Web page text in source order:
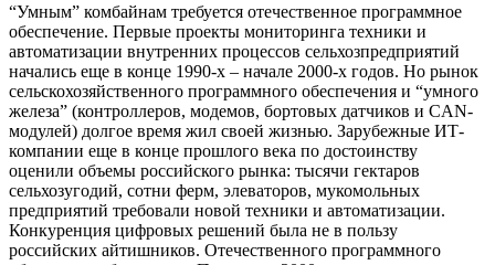
“Умным” комбайнам требуется отечественное программное
обеспечение. Первые проекты мониторинга техники и
автоматизации внутренних процессов сельхозпредприятий
начались еще в конце 1990-х – начале 2000-х годов. Но рынок
сельскохозяйственного программного обеспечения и “умного
железа” (контроллеров, модемов, бортовых датчиков и CAN-
модулей) долгое время жил своей жизнью. Зарубежные ИТ-
компании еще в конце прошлого века по достоинству
оценили объемы российского рынка: тысячи гектаров
сельхозугодий, сотни ферм, элеваторов, мукомольных
предприятий требовали новой техники и автоматизации.
Конкуренция цифровых решений была не в пользу
российских айтишников. Отечественного программного